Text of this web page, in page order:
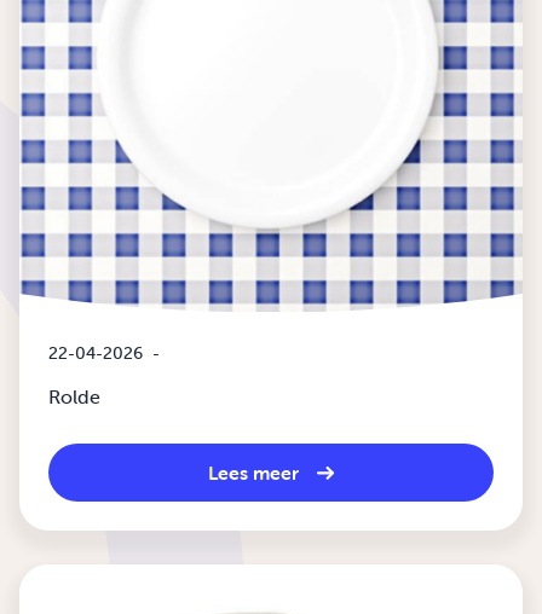
22-04-2026 -
Rolde
Lees meer